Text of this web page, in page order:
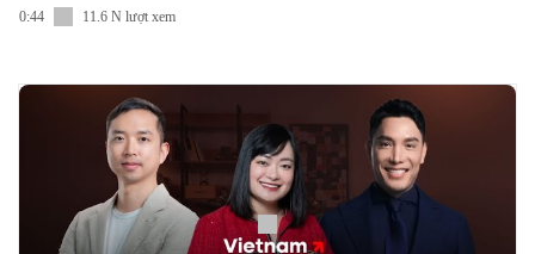
0:44 11.6 N lượt xem